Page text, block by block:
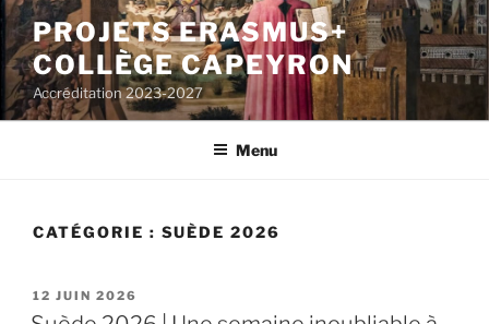
Aller
au
contenu
principal
PROJETS ERASMUS+
COLLÈGE CAPEYRON
Accréditation 2023-2027
Menu
CATÉGORIE : SUÈDE 2026
PUBLIÉ
LE
12 JUIN 2026